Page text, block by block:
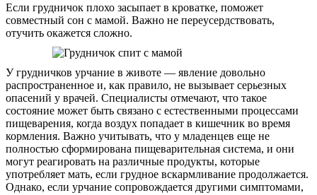
Если грудничок плохо засыпает в кроватке, поможет
совместный сон с мамой. Важно не переусердствовать,
отучить окажется сложно.
У грудничков урчание в животе — явление довольно
распространенное и, как правило, не вызывает серьезных
опасений у врачей. Специалисты отмечают, что такое
состояние может быть связано с естественными процессами
пищеварения, когда воздух попадает в кишечник во время
кормления. Важно учитывать, что у младенцев еще не
полностью сформирована пищеварительная система, и они
могут реагировать на различные продукты, которые
употребляет мать, если грудное вскармливание продолжается.
Однако, если урчание сопровождается другими симптомами,